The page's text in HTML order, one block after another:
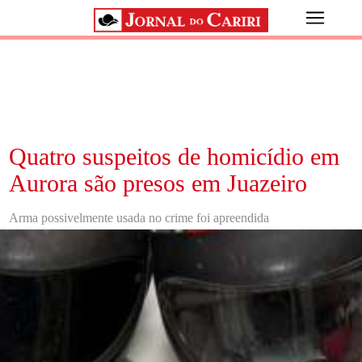
Quatro suspeitos de homicídio em
Aurora são presos em Juazeiro
Arma possivelmente usada no crime foi apreendida